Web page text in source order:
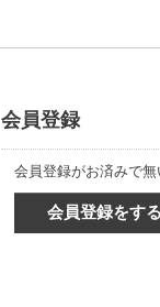
会員登録
会員登録がお済みで無
会員登録をする